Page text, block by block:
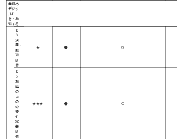
業務の
デジタ
ル化
を・推
進する
Ｄ
Ｘ
活
用・
推
進
研
修
★ ● ◎
Ｄ
Ｘ
推
進
の
た
め
の
要
件
定
義
研
修
★★★ ● ○